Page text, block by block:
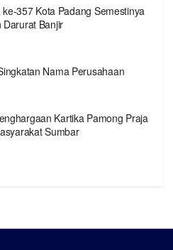
357 Kota Padang Semestinya
Darurat Banjir
Nama Perusahaan
Kartika Pamong Praja
Sumbar